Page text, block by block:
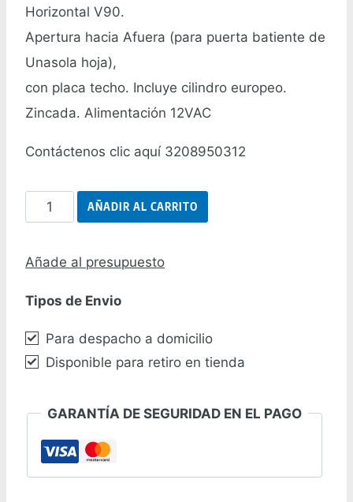
Horizontal V90.
Apertura hacia Afuera (para puerta batiente de
Unasola hoja),
con placa techo. Incluye cilindro europeo.
Zincada. Alimentación 12VAC
Contáctenos clic aquí 3208950312
Cerradura
Eléctrica
Italiana
Horizontal
cantidad
AÑADIR AL CARRITO
Añade al presupuesto
Tipos de Envio
Para despacho a domicilio
Disponible para retiro en tienda
GARANTÍA DE SEGURIDAD EN EL PAGO